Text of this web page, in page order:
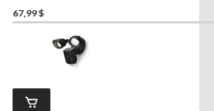
mouvement
67,99 $